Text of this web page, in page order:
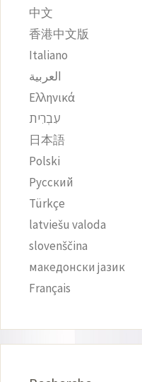
中文
香港中文版
Italiano
العربية
Ελληνικά
עִבְרִית
日本語
Polski
Русский
Türkçe
latviešu valoda
slovenščina
македонски јазик
Français